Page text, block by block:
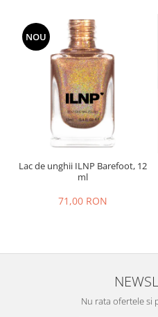
NOU
Lac de unghii ILNP Barefoot, 12
ml
71,00 RON
Nu rata ofertele si